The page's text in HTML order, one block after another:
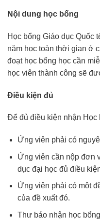
Nội dung học bổng
Học bổng Giáo dục Quốc
năm học toàn thời gian ở
đoạt học bổng học cần
học viên thành công sẽ
Điều kiện đủ
Để đủ điều kiện nhận Học
Ứng viên phải có
Ứng viên cần nộp đơn
dục đại học đủ điều
Ứng viên phải có một
của đề xuất đó.
Thư báo nhận học